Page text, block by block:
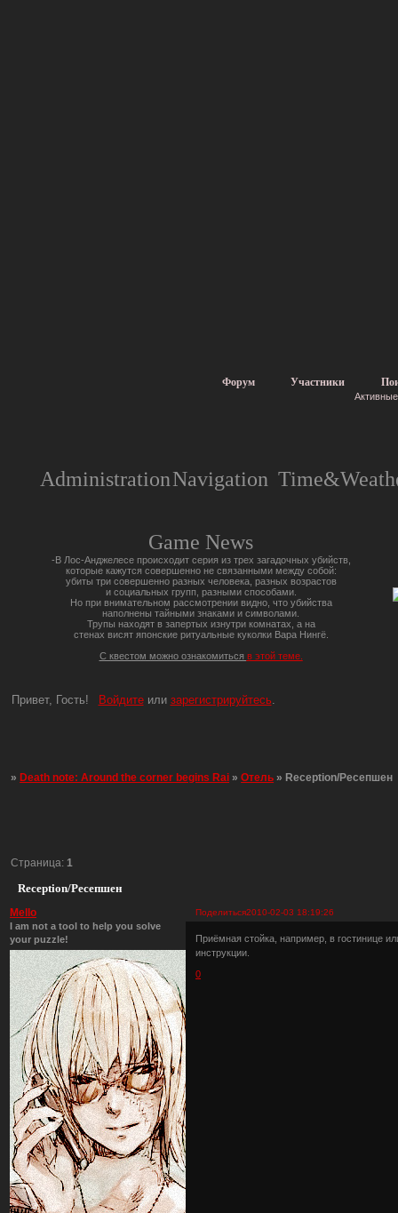
Форум Участники
AdministrationNavigation
Game News
-В Лос-Анджелесе происходит серия из трех загадочных убийств,
которые кажутся совершенно не связанными между собой:
убиты три совершенно разных человека, разных возрастов
и социальных групп, разными способами.
Но при внимательном рассмотрении видно, что убийства
наполнены тайными знаками и символами.
Трупы находят в запертых изнутри комнатах, а на
стенах висят японские ритуальные куколки Вара Нингё.
С квестом можно ознакомиться в этой теме.
Привет, Гость! Войдитеили зарегистрируйтесь.
»Death note: Around the corner begins Rai »Отель » Reception/Ресепшен
Reception/Ресепшен
Страница: 1
Поделиться2010-02-03 18:19:26
Mello
I am not a tool to help you solve
your puzzle!
Приёмная стойка, например, в гостинице
инструкции.
0